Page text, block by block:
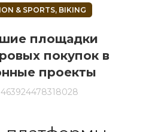
& SPORTS, BIKING
площадки
покупок в
проекты
463924478318028